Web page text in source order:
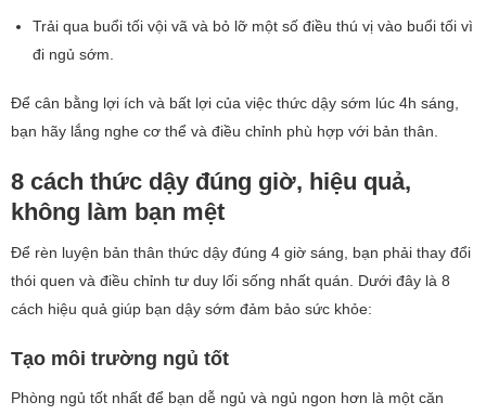
Trải qua buổi tối vội vã và bỏ lỡ một số điều thú vị vào buổi tối vì
đi ngủ sớm.
Để cân bằng lợi ích và bất lợi của việc thức dậy sớm lúc 4h sáng,
bạn hãy lắng nghe cơ thể và điều chỉnh phù hợp với bản thân.
8 cách thức dậy đúng giờ, hiệu quả,
không làm bạn mệt
Để rèn luyện bản thân thức dậy đúng 4 giờ sáng, bạn phải thay đổi
thói quen và điều chỉnh tư duy lối sống nhất quán. Dưới đây là 8
cách hiệu quả giúp bạn dậy sớm đảm bảo sức khỏe:
Tạo môi trường ngủ tốt
Phòng ngủ tốt nhất để bạn dễ ngủ và ngủ ngon hơn là một căn